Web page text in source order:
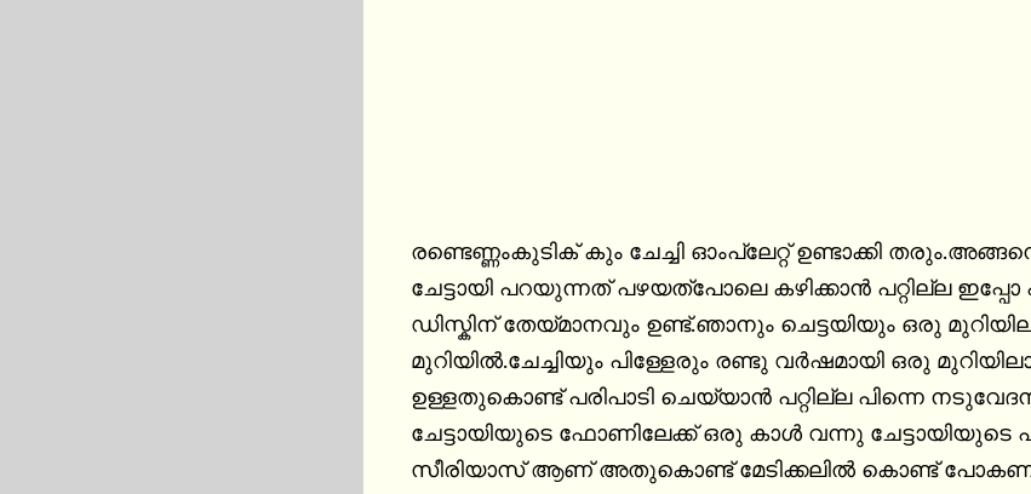
രണ്ടെണ്ണംകുടിക് കും ചേച്ചി ഓംപ്ലേറ്റ് ഉണ്ടാക്കി
ചേട്ടായി പറയുന്നത് പഴയത്പോലെ കഴിക്കാൻ പറ്റില്ല
ഡിസ്കിന് തേയ്മാനവും ഉണ്ട്.ഞാനും ചെട്ടയിയും ഒരു
മുറിയിൽ.ചേച്ചിയും പിള്ളേരും രണ്ടു വർഷമായി ഒരു
ഉള്ളതുകൊണ്ട് പരിപാടി ചെയ്യാൻ പറ്റില്ല പിന്നെ
ചേട്ടായിയുടെ ഫോണിലേക്ക് ഒരു കാൾ വന്നു ചേട്ടായിയുടെ
സീരിയാസ് ആണ് അതുകൊണ്ട് മേടിക്കലിൽ കൊണ്ട്